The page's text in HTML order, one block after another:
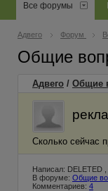
Все форумы
Адвего Форум
Общие
Адвего / Общие
Сколько сейчас
Написал: DELETED
В форуме: Общие
Комментариев: 4